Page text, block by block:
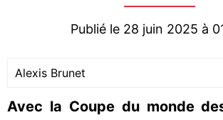
Publié le 28 juin 2025 à
Alexis Brunet
Avec la Coupe du monde